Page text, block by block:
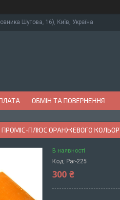
Шутова, 16), Київ, Україна
ОБМІН ТА ПОВЕРНЕННЯ
ПЛЮС ОРАНЖЕВОГО
В наявності
Код: Par-225
300 ₴